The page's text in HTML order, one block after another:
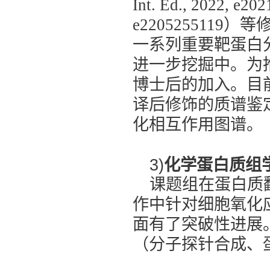
Int. Ed., 2022,
e2205255119）等
一系列重要靶蛋白
进一步挖掘中。为
博士后的加入。目
译后修饰的质谱鉴
化相互作用图谱。
3)化学蛋白质组
课题组在蛋白质
作中针对细胞氧化
面有了突破性进展
（分子探针合成